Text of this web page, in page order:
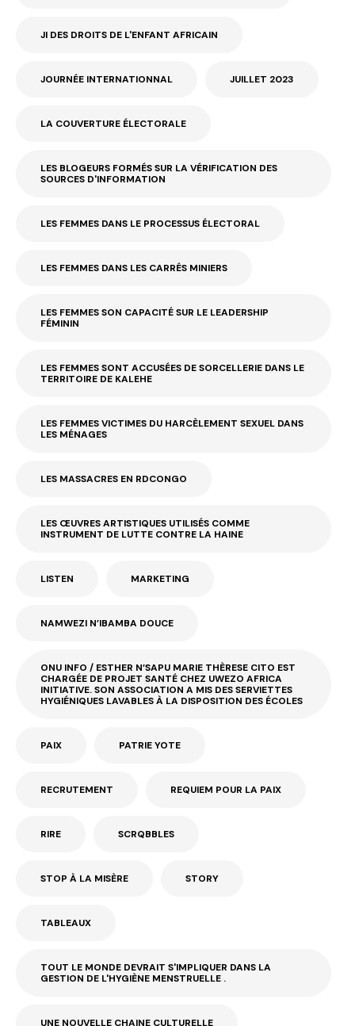
JI DES DROITS DE L'ENFANT AFRICAIN
JOURNÉE INTERNATIONNAL JUILLET 2023
LA COUVERTURE ÉLECTORALE
LES BLOGEURS FORMÉS SUR LA VÉRIFICATION DES
SOURCES D'INFORMATION
LES FEMMES DANS LE PROCESSUS ÉLECTORAL
LES FEMMES DANS LES CARRÉS MINIERS
LES FEMMES SON CAPACITÉ SUR LE LEADERSHIP
FÉMININ
LES FEMMES SONT ACCUSÉES DE SORCELLERIE DANS LE
TERRITOIRE DE KALEHE
LES FEMMES VICTIMES DU HARCÈLEMENT SEXUEL DANS
LES MÉNAGES
LES MASSACRES EN RDCONGO
LES ŒUVRES ARTISTIQUES UTILISÉS COMME
INSTRUMENT DE LUTTE CONTRE LA HAINE
LISTEN MARKETING
NAMWEZI N’IBAMBA DOUCE
ONU INFO / ESTHER N’SAPU MARIE THÈRESE CITO EST
CHARGÉE DE PROJET SANTÉ CHEZ UWEZO AFRICA
INITIATIVE. SON ASSOCIATION A MIS DES SERVIETTES
HYGIÉNIQUES LAVABLES À LA DISPOSITION DES ÉCOLES
PAIX PATRIE YOTE
RECRUTEMENT REQUIEM POUR LA PAIX
RIRE SCRQBBLES
STOP À LA MISÈRE STORY
TABLEAUX
TOUT LE MONDE DEVRAIT S'IMPLIQUER DANS LA
GESTION DE L'HYGIÈNE MENSTRUELLE .
UNE NOUVELLE CHAINE CULTURELLE